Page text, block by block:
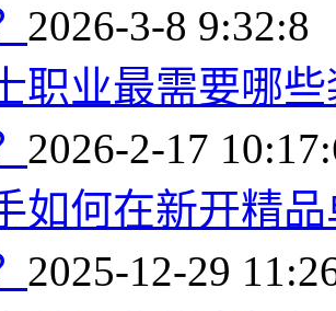
2026-3-8 9:32:8
职业最需要哪
2026-2-17
如何在新开精
2025-12-29